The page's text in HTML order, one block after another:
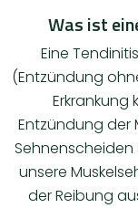
Was ist
Eine
(Entzündung
Entzündung der
Sehnenscheiden
unsere
der Reibung